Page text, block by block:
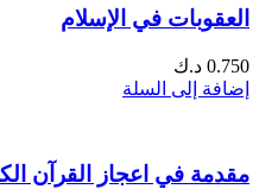
العقوبات في الإسلام
0.750 د.ك
إضافة إلى السلة
مقدمة في اعجاز القرآن